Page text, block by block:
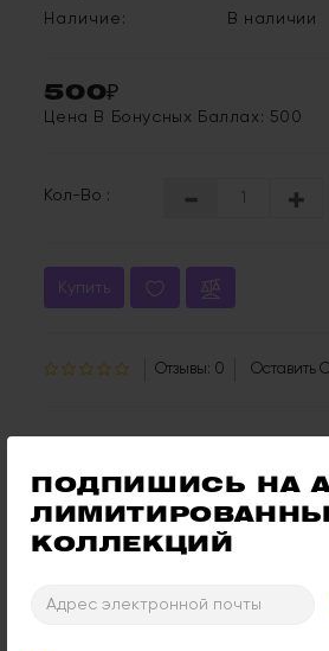
ПОДПИШИСЬ НА
КОЛЛЕКЦИЙ
Наличие:
В наличии
500₽
Цена В Бонусных Баллах: 500
Кол-Во :
Купить
Отзывы: 0 Оставить
Описание Отзывы (0)
Прозрачный лак с красной
Частица с положительным